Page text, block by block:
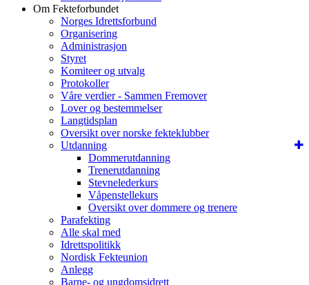
Om Fekteforbundet
Norges Idrettsforbund
Organisering
Administrasjon
Styret
Komiteer og utvalg
Protokoller
Våre verdier - Sammen Fremover
Lover og bestemmelser
Langtidsplan
Oversikt over norske fekteklubber
Utdanning
Dommerutdanning
Trenerutdanning
Stevnelederkurs
Våpenstellekurs
Oversikt over dommere og trenere
Parafekting
Alle skal med
Idrettspolitikk
Nordisk Fekteunion
Anlegg
Barne- og ungdomsidrett